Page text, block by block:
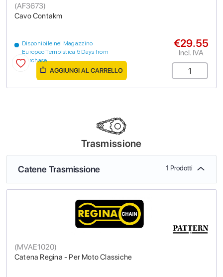
Cavo Contakm
(AF3673)
Disponibile nel Magazzino
Europeo Tempistica 5 Days from
purchase
€29.55
Incl. IVA
AGGIUNGI AL CARRELLO
Trasmissione
Catene Trasmissione 1 Prodotti
Catena Regina - Per Moto Classiche
(MVAE1020)